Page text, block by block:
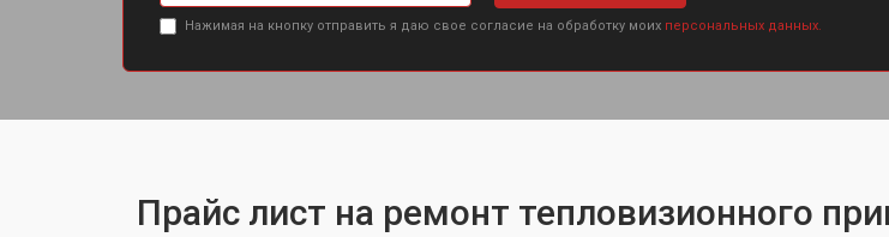
Нажимая на кнопку отправить я даю свое согласие на обработку моих персональных данных.
Прайс лист на ремонт тепловизионного